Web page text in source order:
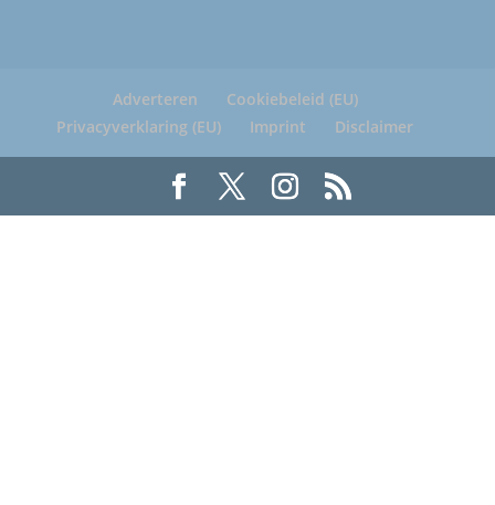
Adverteren
Cookiebeleid (EU)
Privacyverklaring (EU)
Imprint Disclaimer